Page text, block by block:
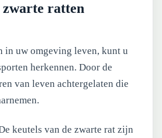
ratten
in uw omgeving leven, kunt u
herkennen. Door de
van leven achtergelaten die
keutels van de zwarte rat zijn